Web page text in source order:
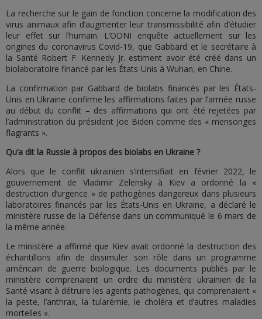
La recherche sur le gain de fonction concerne la modification des
virus animaux afin d’augmenter leur transmissibilité afin d’étudier
leur effet sur l’humain. L’ODNI enquête actuellement sur les
origines du coronavirus Covid-19, que Gabbard et le secrétaire à
la Santé Robert F. Kennedy Jr. estiment avoir été créé dans un
biolaboratoire financé par les États-Unis à Wuhan, en Chine.
La confirmation par Gabbard de biolabs financés par les États-
Unis en Ukraine confirme les affirmations faites par l’armée russe
au début du conflit – des affirmations qui ont été rejetées par
l’administration du président Joe Biden comme des « mensonges
flagrants ».
Qu’a dit la Russie à propos des biolabs en Ukraine ?
Alors que le conflit ukrainien s’intensifiait en février 2022, le
gouvernement de Vladimir Zelensky à Kiev a ordonné la «
destruction d’urgence » de pathogènes dangereux dans plusieurs
laboratoires financés par les États-Unis en Ukraine, a déclaré le
ministère russe de la Défense dans un communiqué le 6 mars de
la même année.
Le ministère a affirmé que Kiev avait ordonné la destruction des
échantillons afin de dissimuler son rôle dans un programme
américain de guerre biologique. Les documents publiés par le
ministère comprenaient un ordre du ministère ukrainien de la
Santé visant à détruire les agents pathogènes, qui comprenaient «
la peste, l’anthrax, la tularémie, le choléra et d’autres maladies
mortelles ».